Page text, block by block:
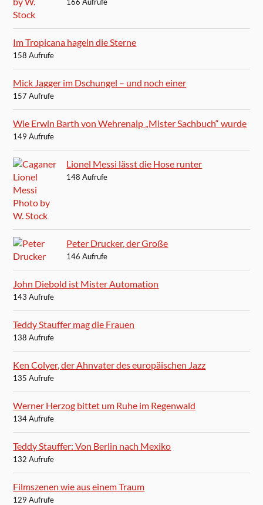
Im Tropicana hageln die Sterne
158 Aufrufe
Mick Jagger im Dschungel – und noch einer
157 Aufrufe
Wie Erwin Barth von Wehrenalp „Mister Sachbuch“ wurde
149 Aufrufe
Lionel Messi lässt die Hose runter
148 Aufrufe
Peter Drucker, der Große
146 Aufrufe
John Diebold ist Mister Automation
143 Aufrufe
Teddy Stauffer mag die Frauen
138 Aufrufe
Ken Colyer, der Ahnvater des europäischen Jazz
135 Aufrufe
Werner Herzog bittet um Ruhe im Regenwald
134 Aufrufe
Teddy Stauffer: Von Berlin nach Mexiko
132 Aufrufe
Filmszenen wie aus einem Traum
129 Aufrufe